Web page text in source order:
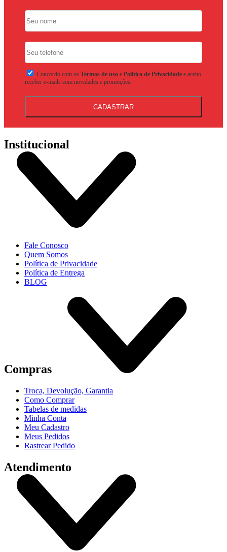
Concordo com os Termos de uso e Politica de Privacidade e aceito
receber e-mails com novidades e promoções.
CADASTRAR
Institucional
Fale Conosco
Quem Somos
Política de Privacidade
Política de Entrega
BLOG
Compras
Troca, Devolução, Garantia
Como Comprar
Tabelas de medidas
Minha Conta
Meu Cadastro
Meus Pedidos
Rastrear Pedido
Atendimento